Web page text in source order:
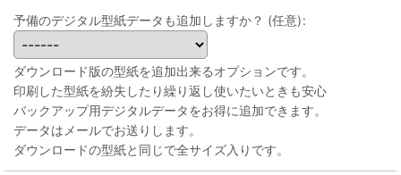
予備のデジタル型紙データも追加しますか？ (任意):
ダウンロード版の型紙を追加出来るオプションです。
印刷した型紙を紛失したり繰り返し使いたいときも安心
バックアップ用デジタルデータをお得に追加できます。
データはメールでお送りします。
ダウンロードの型紙と同じで全サイズ入りです。